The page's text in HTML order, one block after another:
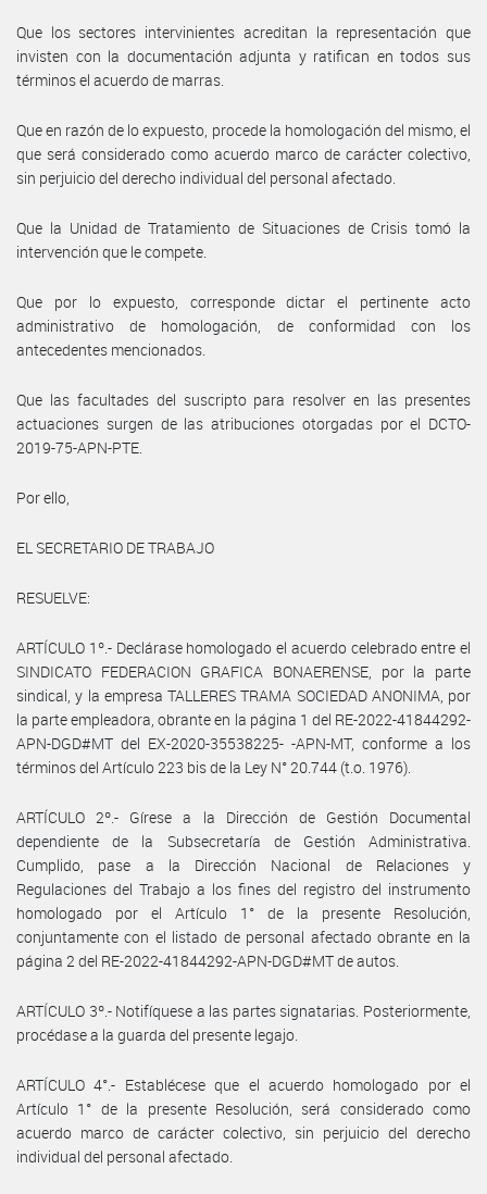
Que los sectores intervinientes acreditan la representación que
invisten con la documentación adjunta y ratifican en todos sus
términos el acuerdo de marras.
Que en razón de lo expuesto, procede la homologación del mismo, el
que será considerado como acuerdo marco de carácter colectivo,
sin perjuicio del derecho individual del personal afectado.
Que la Unidad de Tratamiento de Situaciones de Crisis tomó la
intervención que le compete.
Que por lo expuesto, corresponde dictar el pertinente acto
administrativo de homologación, de conformidad con los
antecedentes mencionados.
Que las facultades del suscripto para resolver en las presentes
actuaciones surgen de las atribuciones otorgadas por el DCTO-
2019-75-APN-PTE.
Por ello,
EL SECRETARIO DE TRABAJO
RESUELVE:
ARTÍCULO 1º.- Declárase homologado el acuerdo celebrado entre el
SINDICATO FEDERACION GRAFICA BONAERENSE, por la parte
sindical, y la empresa TALLERES TRAMA SOCIEDAD ANONIMA, por
la parte empleadora, obrante en la página 1 del RE-2022-41844292-
APN-DGD#MT del EX-2020-35538225- -APN-MT, conforme a los
términos del Artículo 223 bis de la Ley N° 20.744 (t.o. 1976).
ARTÍCULO 2º.- Gírese a la Dirección de Gestión Documental
dependiente de la Subsecretaría de Gestión Administrativa.
Cumplido, pase a la Dirección Nacional de Relaciones y
Regulaciones del Trabajo a los fines del registro del instrumento
homologado por el Artículo 1° de la presente Resolución,
conjuntamente con el listado de personal afectado obrante en la
página 2 del RE-2022-41844292-APN-DGD#MT de autos.
ARTÍCULO 3º.- Notifíquese a las partes signatarias. Posteriormente,
procédase a la guarda del presente legajo.
ARTÍCULO 4°.- Establécese que el acuerdo homologado por el
Artículo 1° de la presente Resolución, será considerado como
acuerdo marco de carácter colectivo, sin perjuicio del derecho
individual del personal afectado.